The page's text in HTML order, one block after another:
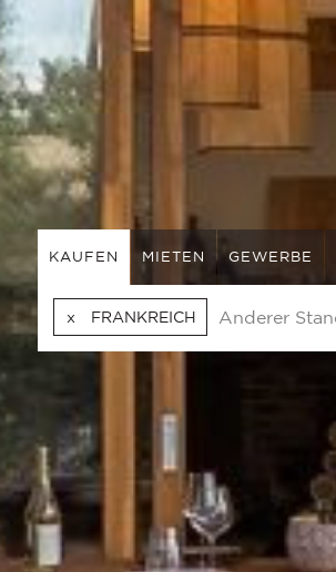
KAUFEN MIETEN GEWERBE
FRANKREICH